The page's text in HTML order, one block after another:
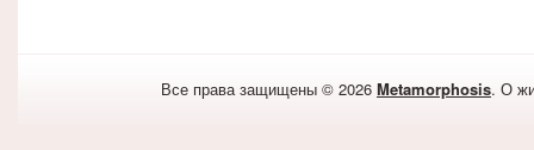
Все права защищены © 2026 Metamorphosis. О